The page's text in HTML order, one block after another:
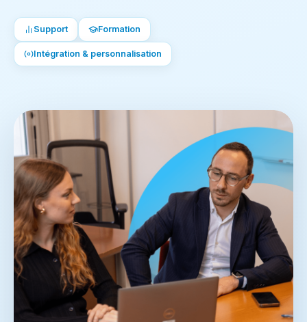
Support Formation
Intégration & personnalisation